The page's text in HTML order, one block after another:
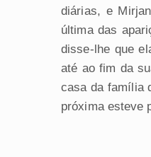
diárias, e
última das
disse-lhe que
até ao fim da
casa da família
próxima esteve